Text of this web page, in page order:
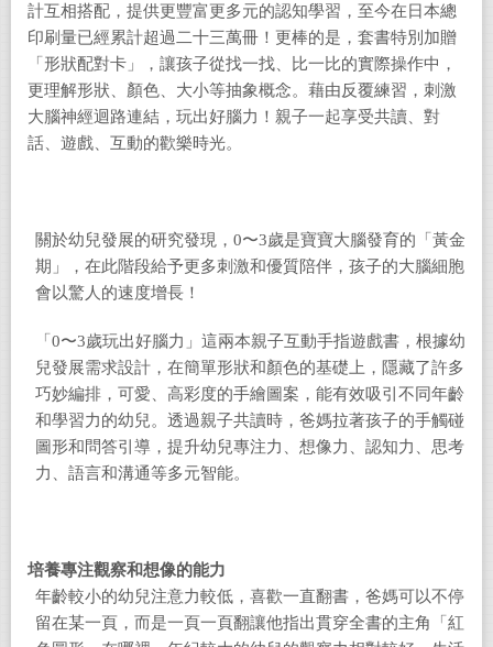
計互相搭配，提供更豐富更多元的認知學習，至今在日本總
印刷量已經累計超過二十三萬冊！更棒的是，套書特別加贈
「形狀配對卡」，讓孩子從找一找、比一比的實際操作中，
更理解形狀、顏色、大小等抽象概念。藉由反覆練習，刺激
大腦神經迴路連結，玩出好腦力！親子一起享受共讀、對
話、遊戲、互動的歡樂時光。
關於幼兒發展的研究發現，0〜3歲是寶寶大腦發育的「黃金
期」，在此階段給予更多刺激和優質陪伴，孩子的大腦細胞
會以驚人的速度增長！
「0〜3歲玩出好腦力」這兩本親子互動手指遊戲書，根據幼
兒發展需求設計，在簡單形狀和顏色的基礎上，隱藏了許多
巧妙編排，可愛、高彩度的手繪圖案，能有效吸引不同年齡
和學習力的幼兒。透過親子共讀時，爸媽拉著孩子的手觸碰
圖形和問答引導，提升幼兒專注力、想像力、認知力、思考
力、語言和溝通等多元智能。
培養專注觀察和想像的能力
年齡較小的幼兒注意力較低，喜歡一直翻書，爸媽可以不停
留在某一頁，而是一頁一頁翻讓他指出貫穿全書的主角「紅